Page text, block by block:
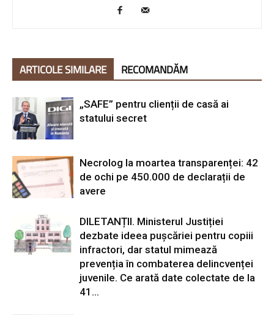
ARTICOLE SIMILARE RECOMANDĂM
„SAFE” pentru clienții de casă ai
statului secret
Necrolog la moartea transparenței: 42
de ochi pe 450.000 de declarații de
avere
DILETANȚII. Ministerul Justiției
dezbate ideea pușcăriei pentru copiii
infractori, dar statul mimează
prevenția în combaterea delincvenței
juvenile. Ce arată date colectate de la
41...